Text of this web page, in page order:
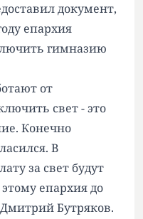
документ,
епархия
гимназию
от
свет - это
Конечно
В
за свет будут
епархия до
Бутряков.